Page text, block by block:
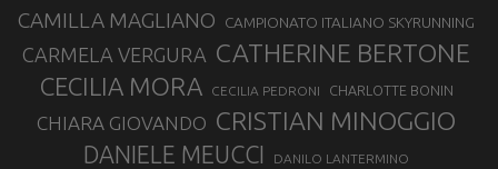
CAMILLA MAGLIANO CAMPIONATO ITALIANO SKYRUNNING
CARMELA VERGURA CATHERINE BERTONE
CECILIA MORA CECILIA PEDRONI CHARLOTTE BONIN
CHIARA GIOVANDO CRISTIAN MINOGGIO
DANIELE MEUCCI DANILO LANTERMINO